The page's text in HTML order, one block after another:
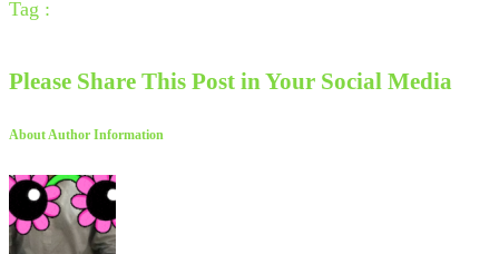
Tag :
Please Share This Post in Your Social Media
About Author Information